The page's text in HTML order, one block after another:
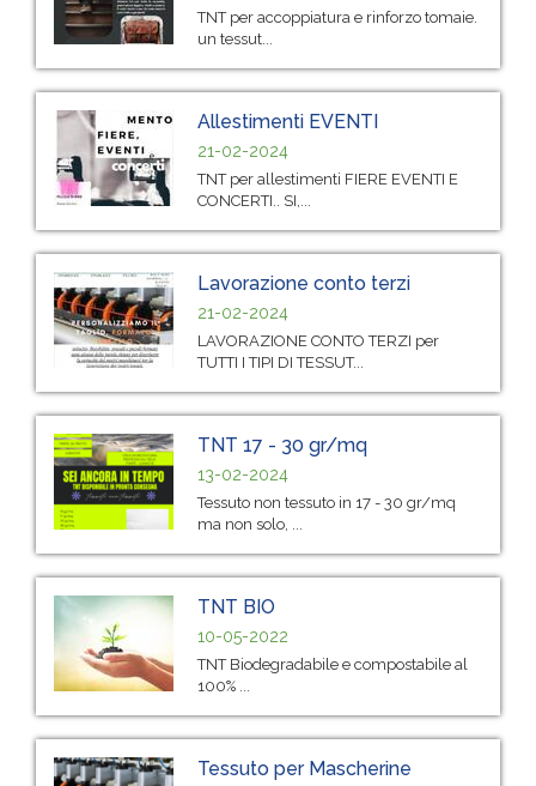
TNT per accoppiatura e rinforzo tomaie.
un tessut...
Allestimenti EVENTI
21-02-2024
TNT per allestimenti FIERE EVENTI E
CONCERTI.. SI,...
Lavorazione conto terzi
21-02-2024
LAVORAZIONE CONTO TERZI per
TUTTI I TIPI DI TESSUT...
TNT 17 - 30 gr/mq
13-02-2024
Tessuto non tessuto in 17 - 30 gr/mq
ma non solo, ...
TNT BIO
10-05-2022
TNT Biodegradabile e compostabile al
100% ...
Tessuto per Mascherine